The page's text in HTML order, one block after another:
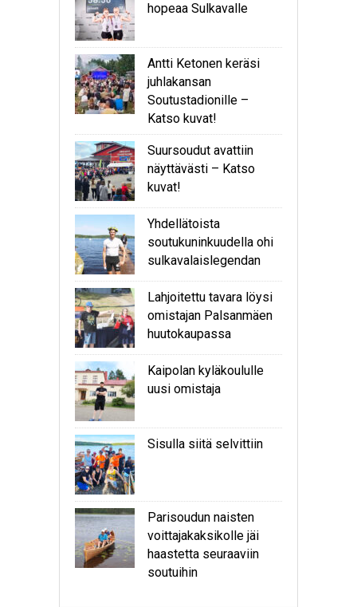
hopeaa Sulkavalle
Antti Ketonen keräsi
juhlakansan
Soutustadionille –
Katso kuvat!
Suursoudut avattiin
näyttävästi – Katso
kuvat!
Yhdellätoista
soutukuninkuudella ohi
sulkavalaislegendan
Lahjoitettu tavara löysi
omistajan Palsanmäen
huutokaupassa
Kaipolan kyläkoululle
uusi omistaja
Sisulla siitä selvittiin
Parisoudun naisten
voittajakaksikolle jäi
haastetta seuraaviin
soutuihin